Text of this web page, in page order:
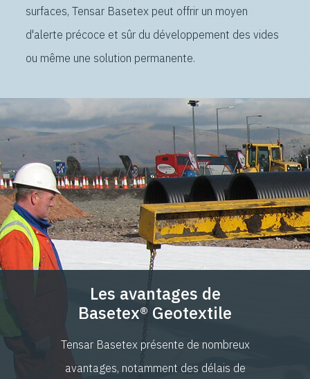
surfaces, Tensar Basetex peut offrir un moyen
d'alerte précoce et sûr du développement des vides
ou même une solution permanente.
Les avantages de
Basetex® Geotextile
Tensar Basetex présente de nombreux
avantages, notamment des délais de